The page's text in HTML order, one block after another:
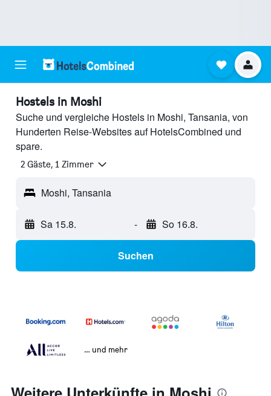
Hostels in Moshi
Suche und vergleiche Hostels in Moshi, Tansania, von
Hunderten Reise-Websites auf HotelsCombined und
spare.
2 Gäste, 1 Zimmer
Moshi, Tansania
Sa 15.8. - So 16.8.
Suchen
… und mehr